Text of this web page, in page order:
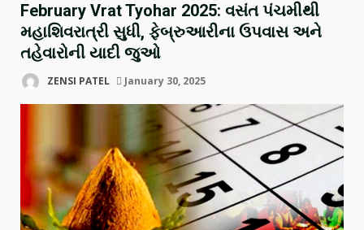
February Vrat Tyohar 2025: વસંત પંચમીથી
મહાશિવરાત્રી સુધી, ફેબ્રુઆરીના ઉપવાસ અને
તહેવારોની યાદી જુઓ
ZENSI PATEL January 30, 2025